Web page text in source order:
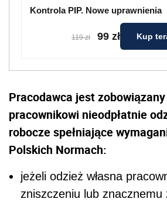
Kontrola PIP. Nowe uprawnienia
119 zł 99 zł Kup
Pracodawca jest
pracownikowi nieodpłatnie
robocze spełniające
Polskich Normach:
jeżeli odzież własna
zniszczeniu lub znacznemu